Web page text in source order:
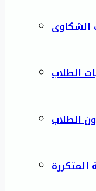
الشكاوى
الطلاب
الطلاب
المتكررة